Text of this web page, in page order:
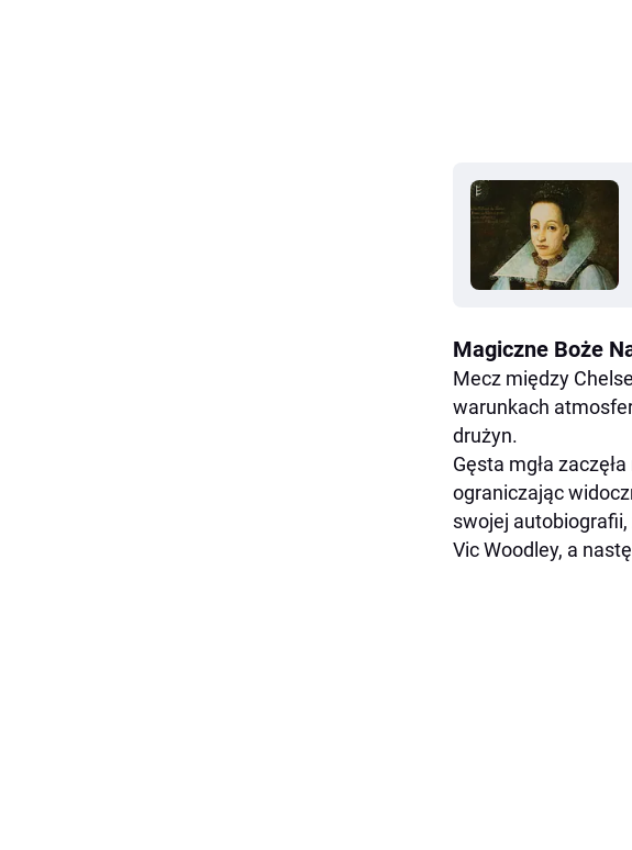
Magiczne Boże
Mecz między
warunkach
drużyn.
Gęsta mgła
ograniczając
swojej autobiografii,
Vic Woodley, a